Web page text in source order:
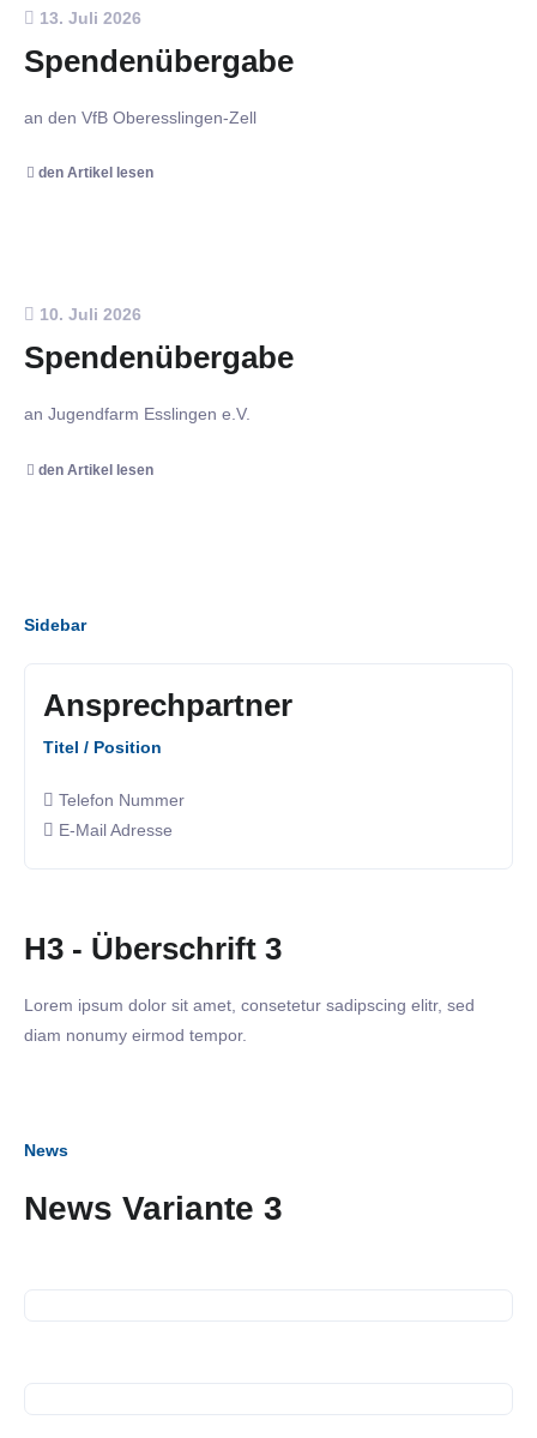
13. Juli 2026
Spendenübergabe
an den VfB Oberesslingen-Zell
den Artikel lesen
10. Juli 2026
Spendenübergabe
an Jugendfarm Esslingen e.V.
den Artikel lesen
Sidebar
Ansprechpartner
Titel / Position
Telefon Nummer
E-Mail Adresse
H3 - Überschrift 3
Lorem ipsum dolor sit amet, consetetur sadipscing elitr, sed
diam nonumy eirmod tempor.
News
News Variante 3